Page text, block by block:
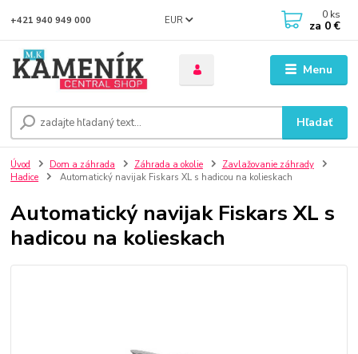
Menu
EUR
Hľadať
+421 940 949 000 0 ks
za 0 €
Úvod Dom a záhrada Záhrada a okolie
Zavlažovanie záhrady
Hadice
Automatický navijak Fiskars XL s hadicou na kolieskach
Automatický navijak Fiskars XL s
hadicou na kolieskach